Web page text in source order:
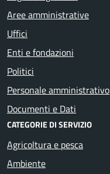
Aree amministrative
Uffici
Enti e fondazioni
Politici
Personale amministrativo
Documenti e Dati
CATEGORIE DI SERVIZIO
Agricoltura e pesca
Ambiente